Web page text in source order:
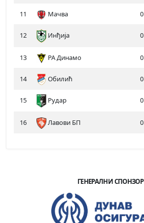
11 Мачва 0
12 Инђија 0
13 РА Динамо 0
14 Обилић 0
15 Рудар 0
16 Лавови БП 0
ГЕНЕРАЛНИ СПОНЗОР